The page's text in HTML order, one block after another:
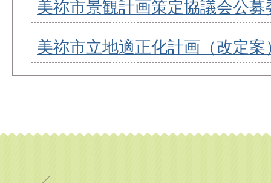
美祢市景観計画策定協議会公
美祢市立地適正化計画（改定